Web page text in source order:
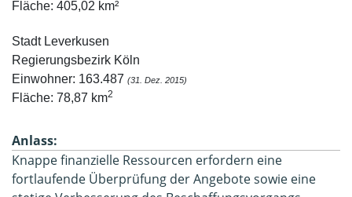
Einwohner: 163.487
Fläche: 78,87 km2
Anlass:
Knappe finanzielle Ressourcen erfordern eine
fortlaufende Überprüfung der Angebote sowie eine